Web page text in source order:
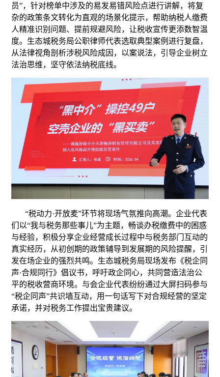
员”，针对榜单中涉及的易发易错风险点进行讲解，将复
杂的政策条文转化为直观的场景化提示，帮助纳税人缴费
人精准识别问题、提前规避风险，让税收宣传更添数智温
度。生态城税务局公职律师代表选取典型案例进行复盘，
从法律视角剖析涉税风险成因，以案说法，引导企业树立
法治思维，坚守依法纳税底线。
“税动力·开放麦”环节将现场气氛推向高潮。企业代表
们以“我与税务那些事儿”为主题，畅谈办税缴费中的困惑
与经验，积极分享企业经营成长过程中与税务部门互动的
真实经历，从初创期的政策辅导到发展期的风险提醒，引
发在场企业的强烈共鸣。生态城税务局现场发布《税企同
声·合规同行》倡议书，呼吁政企同心，共同营造法治公
平的税收营商环境。与会企业代表纷纷通过大屏扫码参与
“税企同声”共识墙互动，用一句话写下对合规经营的坚定
承诺，并对税务工作提出宝贵建议。